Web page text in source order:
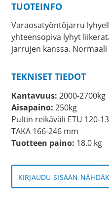
TUOTEINFO
Varaosatyöntöjarru
yhteensopiva lyhyt
jarrujen kanssa.
TEKNISET TIEDOT
Kantavuus: 2000-2700kg
Aisapaino: 250kg
Pultin reikäväli ETU 120-
TAKA 166-246 mm
Tuotteen paino: 18.0 kg
KIRJAUDU SISÄÄN